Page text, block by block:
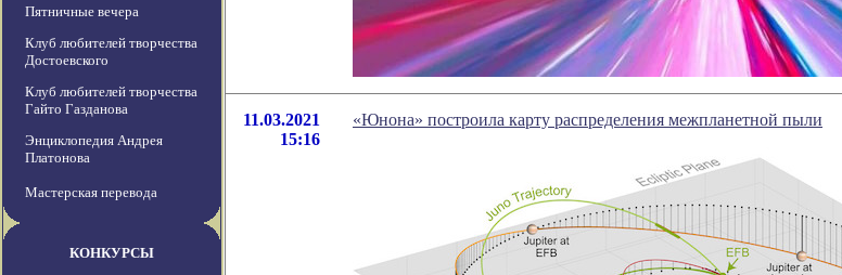
Пятничные вечера
Клуб любителей творчества
Достоевского
Клуб любителей творчества
Гайто Газданова
Энциклопедия Андрея
Платонова
Мастерская перевода
КОНКУРСЫ
11.03.2021
15:16
«Юнона» построила карту распределения межпланетной пыли